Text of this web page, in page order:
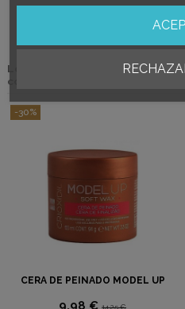
Los clientes que adquirieron
compraron:
-30%
CERA DE PEINADO MODEL UP
9,98 € 14,25 €